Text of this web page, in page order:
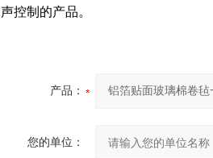
声控制的产品。
产品：
您的单位：